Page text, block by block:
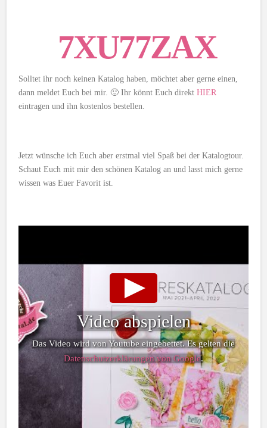
7XU77ZAX
Solltet ihr noch keinen Katalog haben, möchtet aber gerne einen,
dann meldet Euch bei mir. 🙂 Ihr könnt Euch direkt HIER
eintragen und ihn kostenlos bestellen.
Jetzt wünsche ich Euch aber erstmal viel Spaß bei der Katalogtour.
Schaut Euch mit mir den schönen Katalog an und lasst mich gerne
wissen was Euer Favorit ist.
Video abspielen
Das Video wird von Youtube eingebettet. Es gelten die
Datenschutzerklärungen von Google.